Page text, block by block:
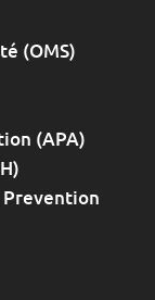
(OMS)
(APA)
Prevention